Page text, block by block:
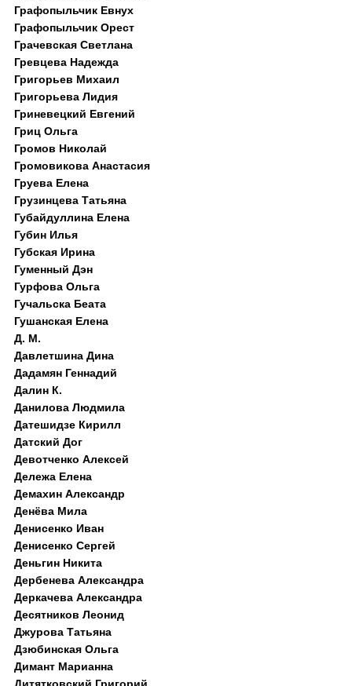
Графопыльчик Евнух
Графопыльчик Орест
Грачевская Светлана
Гревцева Надежда
Григорьев Михаил
Григорьева Лидия
Гриневецкий Евгений
Гриц Ольга
Громов Николай
Громовикова Анастасия
Груева Елена
Грузинцева Татьяна
Губайдуллина Елена
Губин Илья
Губская Ирина
Гуменный Дэн
Гурфова Ольга
Гучальска Беата
Гушанская Елена
Д. M.
Давлетшина Дина
Дадамян Геннадий
Далин К.
Данилова Людмила
Датешидзе Кирилл
Датский Дог
Девотченко Алексей
Дележа Елена
Демахин Александр
Денёва Мила
Денисенко Иван
Денисенко Сергей
Деньгин Никита
Дербенева Александра
Деркачева Александра
Десятников Леонид
Джурова Татьяна
Дзюбинская Ольга
Димант Марианна